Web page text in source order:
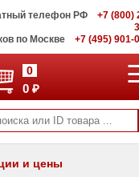
телефон РФ
+7 (800)
по Москве
+7 (495) 901-
0
0 ₽
и цены